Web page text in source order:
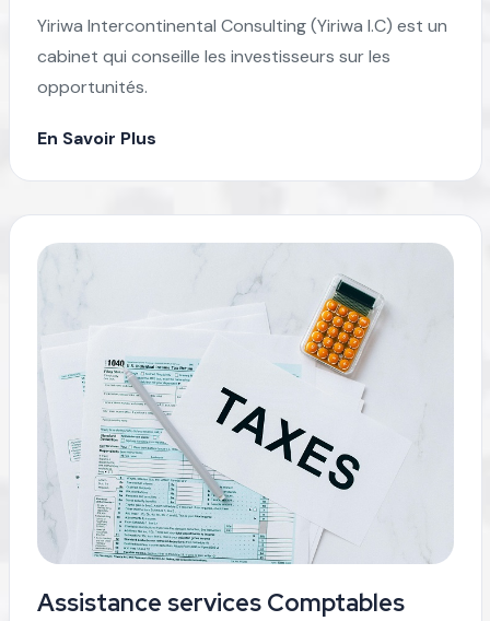
Yiriwa Intercontinental Consulting (Yiriwa I.C) est un
cabinet qui conseille les investisseurs sur les
opportunités.
En Savoir Plus
Assistance services Comptables